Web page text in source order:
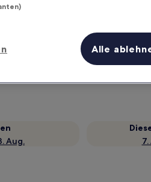
Verdiene Prämien für jede
Aug.
Alle